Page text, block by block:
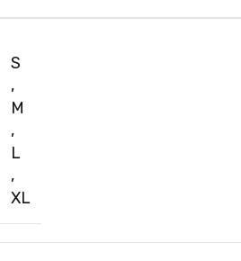
S
,
M
,
L
,
XL